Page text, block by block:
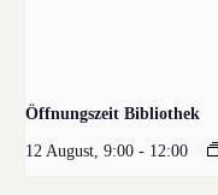
Öffnungszeit Bibliothek
12 August, 9:00 - 12:00